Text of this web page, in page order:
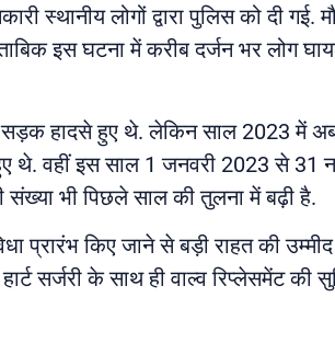
स्थानीय लोगों द्वारा पुलिस को दी गई.
इस घटना में करीब दर्जन भर लोग
हादसे हुए थे. लेकिन साल 2023 में
थे. वहीं इस साल 1 जनवरी 2023 से 31
भी पिछले साल की तुलना में बढ़ी है.
प्रारंभ किए जाने से बड़ी राहत की उम्मीद
सर्जरी के साथ ही वाल्व रिप्लेसमेंट की